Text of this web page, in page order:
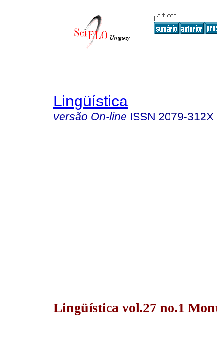
Lingüística
versão On-line ISSN 2079-312X
Lingüística vol.27 no.1